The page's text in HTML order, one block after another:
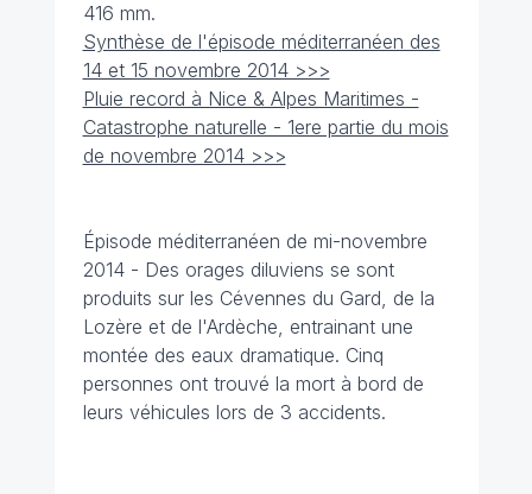
416 mm.
Synthèse de l'épisode méditerranéen des
14 et 15 novembre 2014 >>>
Pluie record à Nice & Alpes Maritimes -
Catastrophe naturelle - 1ere partie du mois
de novembre 2014 >>>
Épisode méditerranéen de mi-novembre
2014 - Des orages diluviens se sont
produits sur les Cévennes du Gard, de la
Lozère et de l'Ardèche, entrainant une
montée des eaux dramatique. Cinq
personnes ont trouvé la mort à bord de
leurs véhicules lors de 3 accidents.